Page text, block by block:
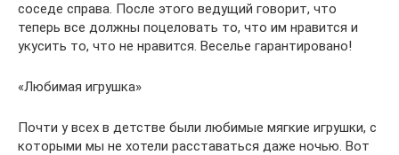
соседе справа. После этого ведущий говорит, что
теперь все должны поцеловать то, что им нравится и
укусить то, что не нравится. Веселье гарантировано!
«Любимая игрушка»
Почти у всех в детстве были любимые мягкие игрушки, с
которыми мы не хотели расставаться даже ночью. Вот